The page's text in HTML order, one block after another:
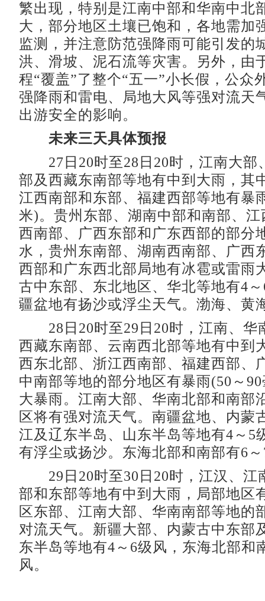
繁出现，特别是江南中部和华南中北
大，部分地区土壤已饱和，各地需加
监测，并注意防范强降雨可能引发的
洪、滑坡、泥石流等灾害。另外，由
程“覆盖”了整个“五一”小长假，公众
强降雨和雷电、局地大风等强对流天
出游安全的影响。
未来三天具体预报
27日20时至28日20时，江南大部
部及西藏东南部等地有中到大雨，其
江西南部和东部、福建西部等地有暴
米)。贵州东部、湖南中部和南部、
西南部、广西东部和广东西部的部分
水，贵州东南部、湖南西南部、广西
西部和广东西北部局地有冰雹或雷雨
古中东部、东北地区、华北等地有4
疆盆地有扬沙或浮尘天气。渤海、黄
28日20时至29日20时，江南、华
西藏东南部、云南西北部等地有中到
西东北部、浙江西南部、福建西部、
中南部等地的部分地区有暴雨(50～
大暴雨。江南大部、华南北部和南部
区将有强对流天气。南疆盆地、内蒙
江及辽东半岛、山东半岛等地有4～5
有浮尘或扬沙。东海北部和南部有6
29日20时至30日20时，江汉、江
部和东部等地有中到大雨，局部地区
区东部、江南大部、华南南部等地的
对流天气。新疆大部、内蒙古中东部
东半岛等地有4～6级风，东海北部和
风。